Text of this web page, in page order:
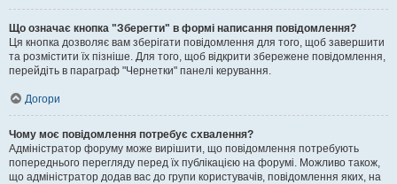
Що означає кнопка "Зберегти" в формі написання повідомлення?
Ця кнопка дозволяє вам зберігати повідомлення для того, щоб завершити
та розмістити їх пізніше. Для того, щоб відкрити збережене повідомлення,
перейдіть в параграф "Чернетки" панелі керування.
Догори
Чому моє повідомлення потребує схвалення?
Адміністратор форуму може вирішити, що повідомлення потребують
попереднього перегляду перед їх публікацією на форумі. Можливо також,
що адміністратор додав вас до групи користувачів, повідомлення яких, на